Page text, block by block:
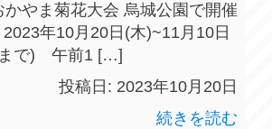
やま菊花大会 烏城公園で開催
年10月20日(木)~11月10日
まで) 午前1 […]
投稿日: 2023年10月20日
続きを読む